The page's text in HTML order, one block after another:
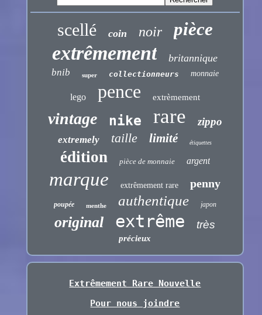
scellé coin noir pièce
extrêmement britannique
bnib super collectionneurs monnaie
lego pence extrèmement
vintage nike rare zippo
extremely taille limité étiquettes
édition pièce de monnaie argent
marque extrêmement rare penny
poupée menthe authentique japon
original extrême très
précieux
Extrêmement Rare Nouvelle
Pour nous joindre